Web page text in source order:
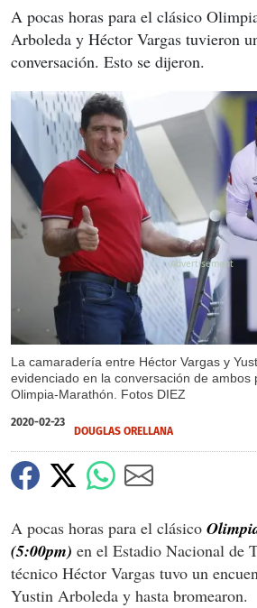
A pocas horas para el clásico
Arboleda y Héctor Vargas tuvieron
conversación. Esto se dijeron.
La camaradería entre Héctor Vargas y
evidenciado en la conversación de ambos
Olimpia-Marathón. Fotos DIEZ
2020-02-23
DOUGLAS ORELLANA
A pocas horas para el clásico
(5:00pm) en el Estadio Nacional de
técnico Héctor Vargas tuvo un
Yustin Arboleda y hasta bromearon.